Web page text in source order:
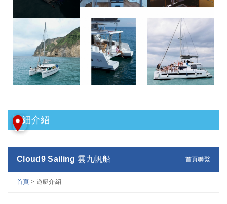
詳細介紹
Cloud9 Sailing 雲九帆船 首頁聯繫
首頁 > 遊艇介紹